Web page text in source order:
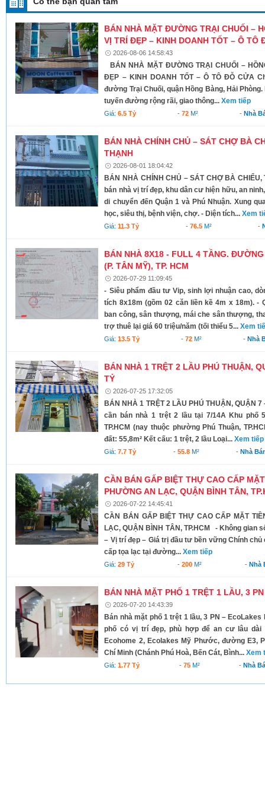
BÁN NHÀ MẶT ĐƯỜNG TRẠI CHUỐI –
VỊ TRÍ ĐẸP – KINH DOANH TỐT – Ô TÔ
2026-08-06 14:58:43
BÁN NHÀ MẶT ĐƯỜNG TRẠI CHUỐI –
ĐẸP – KINH DOANH TỐT – Ô TÔ ĐỖ CỬA
đường Trại Chuối, quận Hồng Bàng, Hải
tuyến đường rộng rãi, giao thông...Xem tiếp
Giá:6.5 Tỷ -72 M² - Nhà
BÁN NHÀ CHÍNH CHỦ – SÁT CHỢ BÀ
THẠNH
2026-08-01 18:04:42
BÁN NHÀ CHÍNH CHỦ – SÁT CHỢ BÀ CHIỂU,
bán nhà vị trí đẹp, khu dân cư hiện hữu, an
di chuyển đến Quận 1 và Phú Nhuận. Xung
học, siêu thị, bệnh viện, chợ. - Diện tích...Xem
Giá:11.3 Tỷ - 76.5M² -
BÁN NHÀ 8X18 - FULL 4 TẦNG. ĐƯỜNG
(P. TÂN MỸ), TP. HCM
2026-07-29 11:09:45
- Siêu phẩm đầu tư Vip, sinh lợi nhuận cao,
tích 8x18m (gồm 02 căn liền kề 4m x 18m). -
ban công, sân thượng, mái che sân thượng,
trợ thuê lại giá 60 triệu/năm (tối thiểu 5...Xem
Giá:13.5 Tỷ -72 M² - Nhà
BÁN NHÀ 1 TRỆT 2 LẦU PHÚ THUẬN,
TỶ
2026-07-25 17:32:05
BÁN NHÀ 1 TRỆT 2 LẦU PHÚ THUẬN, QUẬN 7
cần bán nhà 1 trệt 2 lầu tại 7/14A Khu phố
TP.HCM (nay thuộc phường Phú Thuận,
đất: 55,8m² Kết cấu: 1 trệt, 2 lầu Loại...Xem tiếp
Giá:7.7 Tỷ - 55.8M² -Nhà
CẦN BÁN GẤP BIỆT THỰ CAO CẤP
PHƯỜNG AN LẠC, QUẬN BÌNH TÂN,
2026-07-22 14:45:41
CẦN BÁN GẤP BIỆT THỰ CAO CẤP MẶT
LẠC, QUẬN BÌNH TÂN, TP.HCM - Không gian
– Vị trí đẹp – Giá trị đầu tư bền vững Chính
cấp tọa lạc tại đường...Xem tiếp
Giá:29 Tỷ -200 M² - Nhà
BÁN NHÀ MẶT PHỐ 1 TRỆT 1 LẦU, 3
2026-07-20 14:43:39
Bán nhà mặt phố 1 trệt 1 lầu, 3 PN –
phố có vị trí đẹp, phù hợp để an cư lâu
Ecohome 2, Ecolakes Mỹ Phước, đường E3,
Chí Minh (Chánh Phú Hoà, Bến Cát, Bình...Xem
Giá:1.77 Tỷ - 75M² -Nhà